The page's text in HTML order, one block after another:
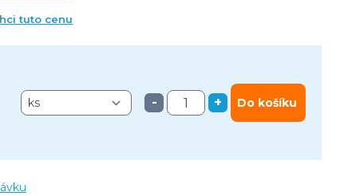
- + Do košíku
tuto cenu